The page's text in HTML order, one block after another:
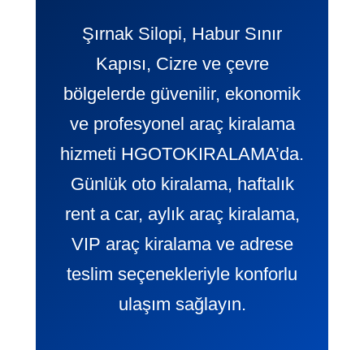
Şırnak Silopi, Habur Sınır
Kapısı, Cizre ve çevre
bölgelerde güvenilir, ekonomik
ve profesyonel araç kiralama
hizmeti HGOTOKIRALAMA’da.
Günlük oto kiralama, haftalık
rent a car, aylık araç kiralama,
VIP araç kiralama ve adrese
teslim seçenekleriyle konforlu
ulaşım sağlayın.